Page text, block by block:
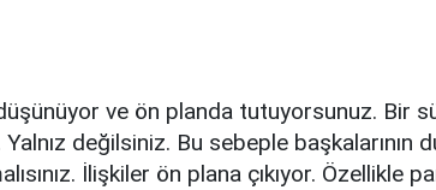
ve ön planda tutuyorsunuz. Bir
değilsiniz. Bu sebeple başkalarının
İlişkiler ön plana çıkıyor. Özellikle